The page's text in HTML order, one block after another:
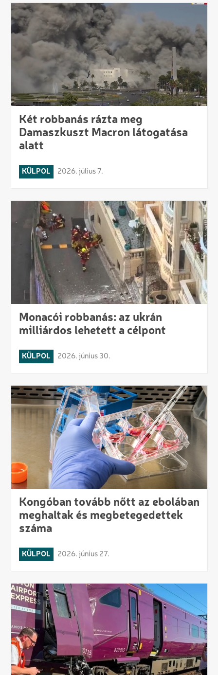
Két robbanás rázta meg
Damaszkuszt Macron látogatása
alatt
KÜLPOL 2026. július 7.
Monacói robbanás: az ukrán
milliárdos lehetett a célpont
KÜLPOL 2026. június 30.
Kongóban tovább nőtt az ebolában
meghaltak és megbetegedettek
száma
KÜLPOL 2026. június 27.